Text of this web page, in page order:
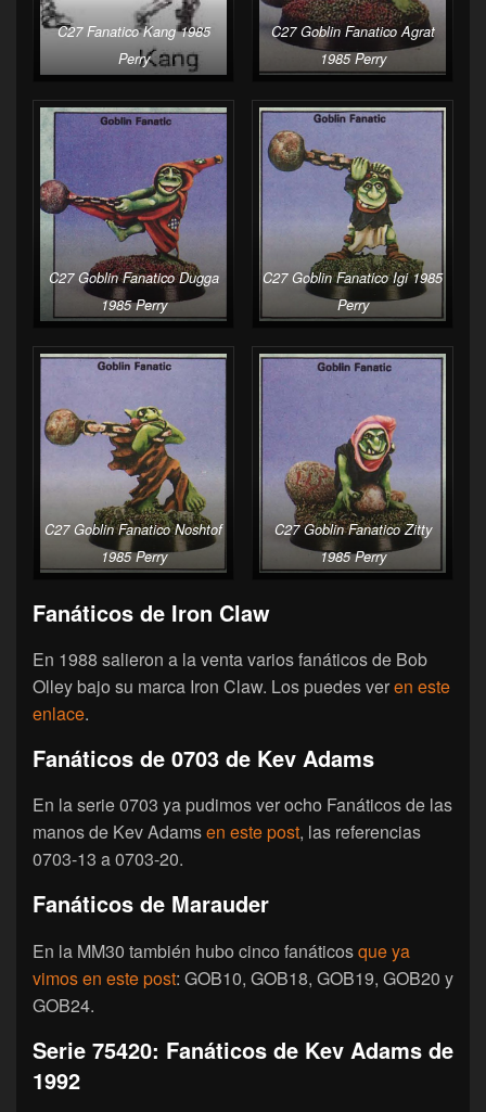
C27 Fanatico Kang 1985
Perry
C27 Goblin Fanatico Agrat
1985 Perry
C27 Goblin Fanatico Dugga
1985 Perry
C27 Goblin Fanatico Igi 1985
Perry
C27 Goblin Fanatico Noshtof
1985 Perry
C27 Goblin Fanatico Zitty
1985 Perry
Fanáticos de Iron Claw
En 1988 salieron a la venta varios fanáticos de Bob
Olley bajo su marca Iron Claw. Los puedes veren este
enlace.
Fanáticos de 0703 de Kev Adams
En la serie 0703 ya pudimos ver ocho Fanáticos de las
manos de Kev Adamsen este post, las referencias
0703-13 a 0703-20.
Fanáticos de Marauder
En la MM30 también hubo cinco fanáticosque ya
vimos en este post: GOB10, GOB18, GOB19, GOB20 y
GOB24.
Serie 75420: Fanáticos de Kev Adams de
1992